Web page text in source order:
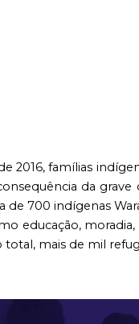
2016, famílias
da
de 700 indígenas
educação,
total, mais de mil